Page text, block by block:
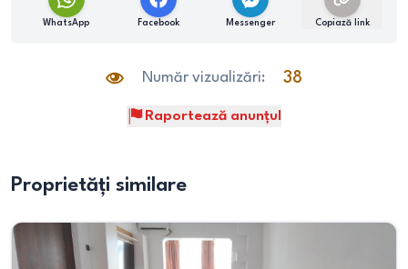
WhatsApp Facebook Messenger Copiază link
Număr vizualizări: 38
Raportează anunțul
Proprietăți similare